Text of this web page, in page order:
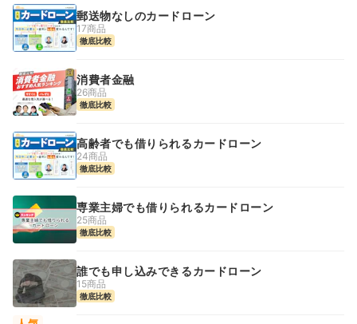
郵送物なしのカードローン
17商品
徹底比較
消費者金融
26商品
徹底比較
高齢者でも借りられるカードローン
24商品
徹底比較
専業主婦でも借りられるカードローン
25商品
徹底比較
誰でも申し込みできるカードローン
15商品
徹底比較